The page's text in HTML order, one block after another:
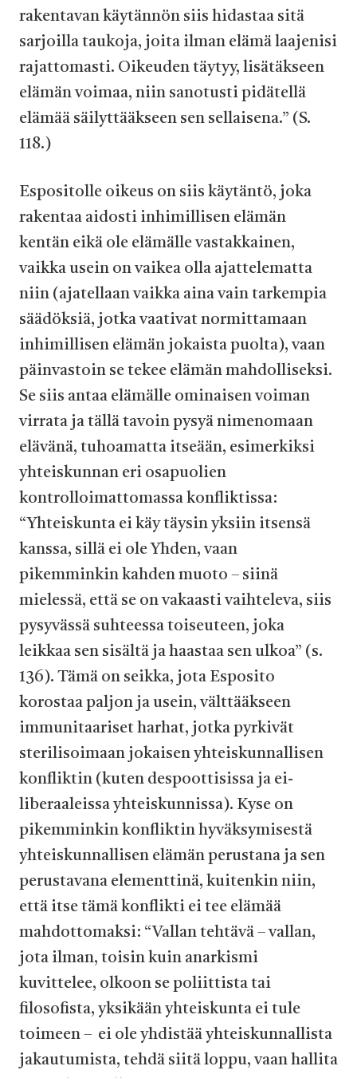
rakentavan käytännön siis hidastaa sitä
sarjoilla taukoja, joita ilman elämä laajenisi
rajattomasti. Oikeuden täytyy, lisätäkseen
elämän voimaa, niin sanotusti pidätellä
elämää säilyttääkseen sen sellaisena.” (S.
118.)
Espositolle oikeus on siis käytäntö, joka
rakentaa aidosti inhimillisen elämän
kentän eikä ole elämälle vastakkainen,
vaikka usein on vaikea olla ajattelematta
niin (ajatellaan vaikka aina vain tarkempia
säädöksiä, jotka vaativat normittamaan
inhimillisen elämän jokaista puolta), vaan
päinvastoin se tekee elämän mahdolliseksi.
Se siis antaa elämälle ominaisen voiman
virrata ja tällä tavoin pysyä nimenomaan
elävänä, tuhoamatta itseään, esimerkiksi
yhteiskunnan eri osapuolien
kontrolloimattomassa konfliktissa:
“Yhteiskunta ei käy täysin yksiin itsensä
kanssa, sillä ei ole Yhden, vaan
pikemminkin kahden muoto – siinä
mielessä, että se on vakaasti vaihteleva, siis
pysyvässä suhteessa toiseuteen, joka
leikkaa sen sisältä ja haastaa sen ulkoa” (s.
136). Tämä on seikka, jota Esposito
korostaa paljon ja usein, välttääkseen
immunitaariset harhat, jotka pyrkivät
sterilisoimaan jokaisen yhteiskunnallisen
konfliktin (kuten despoottisissa ja ei-
liberaaleissa yhteiskunnissa). Kyse on
pikemminkin konfliktin hyväksymisestä
yhteiskunnallisen elämän perustana ja sen
perustavana elementtinä, kuitenkin niin,
että itse tämä konflikti ei tee elämää
mahdottomaksi: “Vallan tehtävä – vallan,
jota ilman, toisin kuin anarkismi
kuvittelee, olkoon se poliittista tai
filosofista, yksikään yhteiskunta ei tule
toimeen – ei ole yhdistää yhteiskunnallista
jakautumista, tehdä siitä loppu, vaan hallita